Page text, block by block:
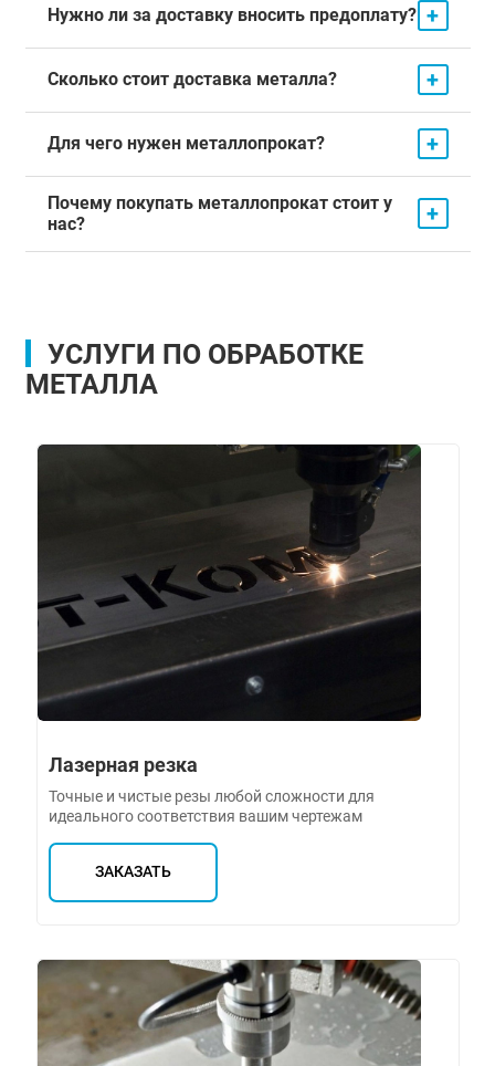
Нужно ли за доставку вносить предоплату? +
Сколько стоит доставка металла? +
Для чего нужен металлопрокат? +
Почему покупать металлопрокат стоит у
нас?
+
УСЛУГИ ПО ОБРАБОТКЕ
МЕТАЛЛА
Лазерная резка
Точные и чистые резы любой сложности для
идеального соответствия вашим чертежам
ЗАКАЗАТЬ